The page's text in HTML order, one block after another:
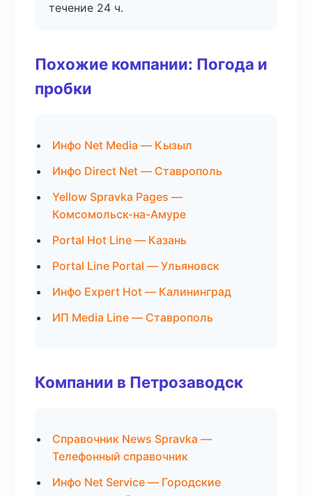
течение 24 ч.
Похожие компании: Погода и
пробки
Инфо Net Media — Кызыл
Инфо Direct Net — Ставрополь
Yellow Spravka Pages —
Комсомольск-на-Амуре
Portal Hot Line — Казань
Portal Line Portal — Ульяновск
Инфо Expert Hot — Калининград
ИП Media Line — Ставрополь
Компании в Петрозаводск
Справочник News Spravka —
Телефонный справочник
Инфо Net Service — Городские